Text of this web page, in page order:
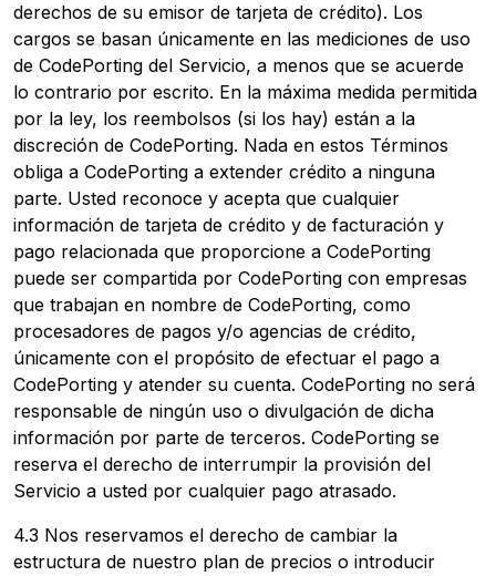
derechos de su emisor de tarjeta de crédito). Los
cargos se basan únicamente en las mediciones de uso
de CodePorting del Servicio, a menos que se acuerde
lo contrario por escrito. En la máxima medida permitida
por la ley, los reembolsos (si los hay) están a la
discreción de CodePorting. Nada en estos Términos
obliga a CodePorting a extender crédito a ninguna
parte. Usted reconoce y acepta que cualquier
información de tarjeta de crédito y de facturación y
pago relacionada que proporcione a CodePorting
puede ser compartida por CodePorting con empresas
que trabajan en nombre de CodePorting, como
procesadores de pagos y/o agencias de crédito,
únicamente con el propósito de efectuar el pago a
CodePorting y atender su cuenta. CodePorting no será
responsable de ningún uso o divulgación de dicha
información por parte de terceros. CodePorting se
reserva el derecho de interrumpir la provisión del
Servicio a usted por cualquier pago atrasado.
4.3 Nos reservamos el derecho de cambiar la
estructura de nuestro plan de precios o introducir